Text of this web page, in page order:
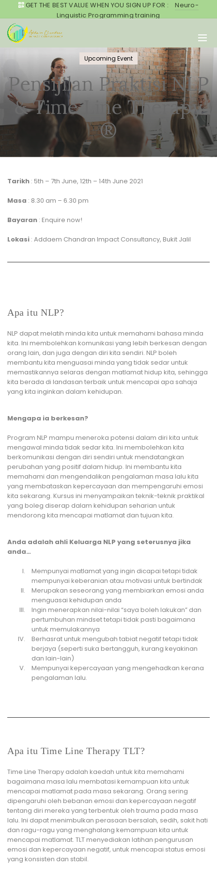
GET THE BEST VALUE WHEN YOU SIGN UP FOR :
Neuro-
Linguistic Programming training
Upcoming Event
Pensijilan Praktisi NLP
& Time Line Therapy
®
Tarikh : 5th – 7th June, 12th – 14th June 2021
Masa : 8.30 am – 6.30 pm
Bayaran : Enquire now!
Lokasi : Addaem Chandran Impact Consultancy, Bukit Jalil
Apa itu NLP?
NLP dapat melatih minda kita untuk memahami bahasa minda
kita. Ini membolehkan komunikasi yang lebih berkesan dengan
orang lain, dan juga dengan diri kita sendiri. NLP boleh
membantu kita menguasai minda yang tidak sedar untuk
memastikannya selaras dengan matlamat hidup kita, sehingga
kita berada di landasan terbaik untuk mencapai apa sahaja
yang kita inginkan dalam kehidupan.
Mengapa ia berkesan?
Program NLP mampu meneroka potensi dalam diri kita untuk
mengawal minda tidak sedar kita. Ini membolehkan kita
berkomunikasi dengan diri sendiri untuk mendatangkan
perubahan yang positif dalam hidup. Ini membantu kita
memahami dan mengendalikan pengalaman masa lalu kita
yang membataskan kepercayaan dan mempengaruhi emosi
kita sekarang. Kursus ini menyampaikan teknik-teknik praktikal
yang boleg diserap dalam kehidupan seharian untuk
mendorong kita mencapai matlamat dan tujuan kita.
Anda adalah ahli Keluarga NLP yang seterusnya jika
anda…
Mempunyai matlamat yang ingin dicapai tetapi tidak
mempunyai keberanian atau motivasi untuk bertindak
Merupakan seseorang yang membiarkan emosi anda
menguasai kehidupan anda
Ingin menerapkan nilai-nilai “saya boleh lakukan” dan
pertumbuhan mindset tetapi tidak pasti bagaimana
untuk memulakannya
Berhasrat untuk mengubah tabiat negatif tetapi tidak
berjaya (seperti suka bertangguh, kurang keyakinan
dan lain-lain)
Mempunyai kepercayaan yang mengehadkan kerana
pengalaman lalu.
Apa itu Time Line Therapy TLT?
Time Line Therapy adalah kaedah untuk kita memahami
bagaimana masa lalu membatasi kemampuan kita untuk
mencapai matlamat pada masa sekarang. Orang sering
dipengaruhi oleh bebanan emosi dan kepercayaan negatif
tentang diri mereka yang terbentuk oleh trauma pada masa
lalu. Ini dapat menimbulkan perasaan bersalah, sedih, sakit hati
dan ragu-ragu yang menghalang kemampuan kita untuk
mencapai matlamat. TLT menyediakan latihan pengurusan
emosi dan kepercayaan negatif, untuk mencapai status emosi
yang konsisten dan stabil.